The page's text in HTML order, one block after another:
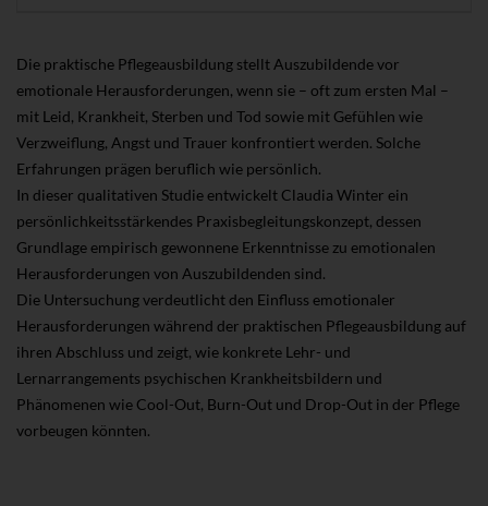
Die praktische Pflegeausbildung stellt Auszubildende vor
emotionale Herausforderungen, wenn sie – oft zum ersten Mal –
mit Leid, Krankheit, Sterben und Tod sowie mit Gefühlen wie
Verzweiflung, Angst und Trauer konfrontiert werden. Solche
Erfahrungen prägen beruflich wie persönlich.
In dieser qualitativen Studie entwickelt Claudia Winter ein
persönlichkeitsstärkendes Praxisbegleitungskonzept, dessen
Grundlage empirisch gewonnene Erkenntnisse zu emotionalen
Herausforderungen von Auszubildenden sind.
Die Untersuchung verdeutlicht den Einfluss emotionaler
Herausforderungen während der praktischen Pflegeausbildung auf
ihren Abschluss und zeigt, wie konkrete Lehr- und
Lernarrangements psychischen Krankheitsbildern und
Phänomenen wie Cool-Out, Burn-Out und Drop-Out in der Pflege
vorbeugen könnten.